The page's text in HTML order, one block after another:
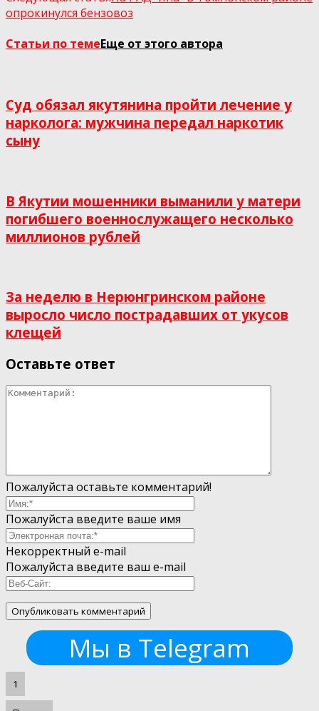
опрокинулся бензовоз
Статьи по темеЕще от этого автора
Суд обязал якутянина пройти лечение у
нарколога: мужчина передал наркотик
сыну
В Якутии мошенники выманили у матери
погибшего военнослужащего несколько
миллионов рублей
За неделю в Нерюнгринском районе
выросло число пострадавших от укусов
клещей
Оставьте ответ
Пожалуйста оставьте комментарий!
Пожалуйста введите ваше имя
Некорректный e-mail
Пожалуйста введите ваш e-mail
Мы в Telegram
1